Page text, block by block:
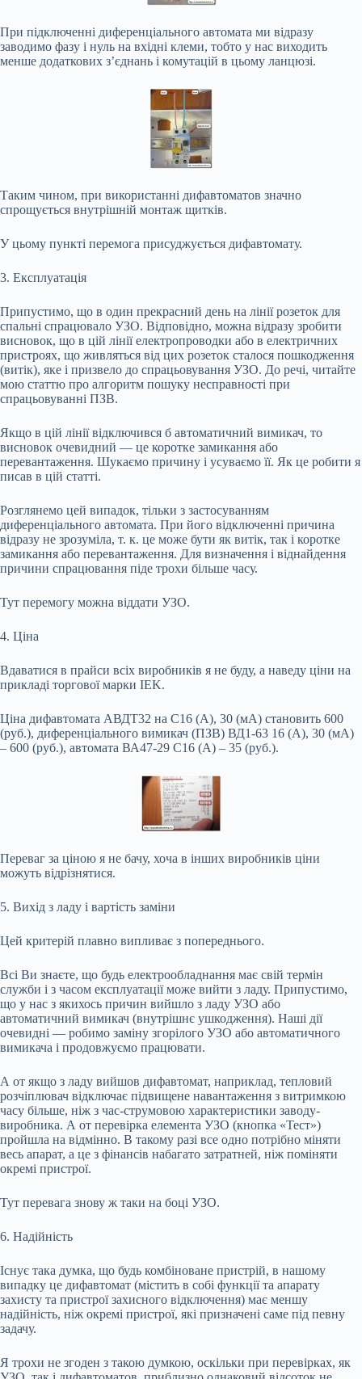
При підключенні диференціального автомата ми відразу
заводимо фазу і нуль на вхідні клеми, тобто у нас виходить
менше додаткових з’єднань і комутацій в цьому ланцюзі.
Таким чином, при використанні дифавтоматов значно
спрощується внутрішній монтаж щитків.
У цьому пункті перемога присуджується дифавтомату.
3. Експлуатація
Припустимо, що в один прекрасний день на лінії розеток для
спальні спрацювало УЗО. Відповідно, можна відразу зробити
висновок, що в цій лінії електропроводки або в електричних
пристроях, що живляться від цих розеток сталося пошкодження
(витік), яке і призвело до спрацьовування УЗО. До речі, читайте
мою статтю про алгоритм пошуку несправності при
спрацьовуванні ПЗВ.
Якщо в цій лінії відключився б автоматичний вимикач, то
висновок очевидний — це коротке замикання або
перевантаження. Шукаємо причину і усуваємо її. Як це робити я
писав в цій статті.
Розглянемо цей випадок, тільки з застосуванням
диференціального автомата. При його відключенні причина
відразу не зрозуміла, т. к. це може бути як витік, так і коротке
замикання або перевантаження. Для визначення і віднайдення
причини спрацювання піде трохи більше часу.
Тут перемогу можна віддати УЗО.
4. Ціна
Вдаватися в прайси всіх виробників я не буду, а наведу ціни на
прикладі торгової марки IEK.
Ціна дифавтомата АВДТ32 на С16 (А), 30 (мА) становить 600
(руб.), диференціального вимикач (ПЗВ) ВД1-63 16 (А), 30 (мА)
– 600 (руб.), автомата ВА47-29 С16 (А) – 35 (руб.).
Переваг за ціною я не бачу, хоча в інших виробників ціни
можуть відрізнятися.
5. Вихід з ладу і вартість заміни
Цей критерій плавно випливає з попереднього.
Всі Ви знаєте, що будь електрообладнання має свій термін
служби і з часом експлуатації може вийти з ладу. Припустимо,
що у нас з якихось причин вийшло з ладу УЗО або
автоматичний вимикач (внутрішнє ушкодження). Наші дії
очевидні — робимо заміну згорілого УЗО або автоматичного
вимикача і продовжуємо працювати.
А от якщо з ладу вийшов дифавтомат, наприклад, тепловий
розчіплювач відключає підвищене навантаження з витримкою
часу більше, ніж з час-струмовою характеристики заводу-
виробника. А от перевірка елемента УЗО (кнопка «Тест»)
пройшла на відмінно. В такому разі все одно потрібно міняти
весь апарат, а це з фінансів набагато затратней, ніж поміняти
окремі пристрої.
Тут перевага знову ж таки на боці УЗО.
6. Надійність
Існує така думка, що будь комбіноване пристрій, в нашому
випадку це дифавтомат (містить в собі функції та апарату
захисту та пристрої захисного відключення) має меншу
надійність, ніж окремі пристрої, які призначені саме під певну
задачу.
Я трохи не згоден з такою думкою, оскільки при перевірках, як